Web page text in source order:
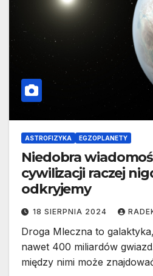
ASTROFIZYKA EGZOPLANETY
Niedobra
cywilizacji raczej
odkryjemy
18 SIERPNIA 2024
Droga Mleczna to
nawet 400 miliardów
między nimi może